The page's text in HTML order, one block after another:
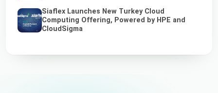
Siaflex Launches New Turkey Cloud
Computing Offering, Powered by HPE and
CloudSigma